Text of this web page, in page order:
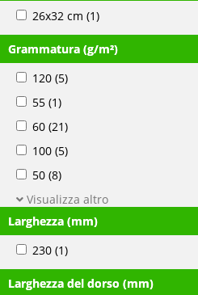
26x32 cm (1)
Grammatura (g/m²)
120 (5)
55 (1)
60 (21)
100 (5)
50 (8)
Visualizza altro
Larghezza (mm)
230 (1)
Larghezza del dorso (mm)